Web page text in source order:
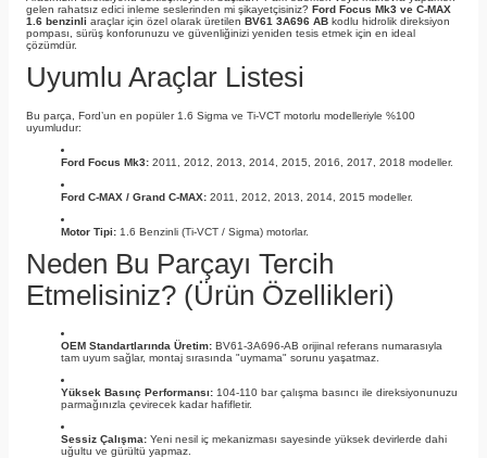
gelen rahatsız edici inleme seslerinden mi şikayetçisiniz? Ford Focus Mk3 ve C-MAX
1.6 benzinli araçlar için özel olarak üretilen BV61 3A696 AB kodlu hidrolik direksiyon
pompası, sürüş konforunuzu ve güvenliğinizi yeniden tesis etmek için en ideal
çözümdür.
Uyumlu Araçlar Listesi
Bu parça, Ford’un en popüler 1.6 Sigma ve Ti-VCT motorlu modelleriyle %100
uyumludur:
Ford Focus Mk3: 2011, 2012, 2013, 2014, 2015, 2016, 2017, 2018 modeller.
Ford C-MAX / Grand C-MAX: 2011, 2012, 2013, 2014, 2015 modeller.
Motor Tipi: 1.6 Benzinli (Ti-VCT / Sigma) motorlar.
Neden Bu Parçayı Tercih
Etmelisiniz? (Ürün Özellikleri)
OEM Standartlarında Üretim: BV61-3A696-AB orijinal referans numarasıyla
tam uyum sağlar, montaj sırasında "uymama" sorunu yaşatmaz.
Yüksek Basınç Performansı: 104-110 bar çalışma basıncı ile direksiyonunuzu
parmağınızla çevirecek kadar hafifletir.
Sessiz Çalışma: Yeni nesil iç mekanizması sayesinde yüksek devirlerde dahi
uğultu ve gürültü yapmaz.